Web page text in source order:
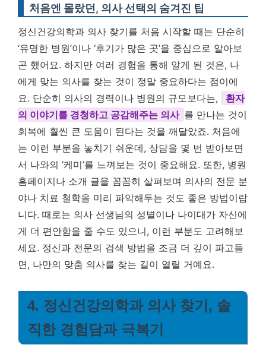
처음엔 몰랐던, 의사 선택의 숨겨진 팁
정신건강의학과 의사 찾기를 처음 시작할 때는 단순히
‘유명한 병원’이나 ‘후기가 많은 곳’을 중심으로 알아보
곤 했어요. 하지만 여러 경험을 통해 알게 된 것은, 나
에게 맞는 의사를 찾는 것이 정말 중요하다는 점이에
요. 단순히 의사의 경력이나 병원의 규모보다는,
환자
의 이야기를 경청하고 공감해주는 의사 를 만나는 것이
회복에 훨씬 큰 도움이 된다는 것을 깨달았죠. 처음에
는 이런 부분을 놓치기 쉬운데, 상담을 몇 번 받아보면
서 나와의 ‘케미’를 느껴보는 것이 중요해요. 또한, 병원
홈페이지나 소개 글을 꼼꼼히 살펴보며 의사의 전문 분
야나 치료 철학을 미리 파악해두는 것도 좋은 방법이랍
니다. 때로는 의사 선생님의 성별이나 나이대가 자신에
게 더 편안함을 줄 수도 있으니, 이런 부분도 고려해보
세요. 정신과 전문의 검색 방법을 조금 더 깊이 파고들
면, 나만의 맞춤 의사를 찾는 길이 열릴 거예요.
4. 정신건강의학과 의사 찾기, 솔
직한 경험담과 극복기